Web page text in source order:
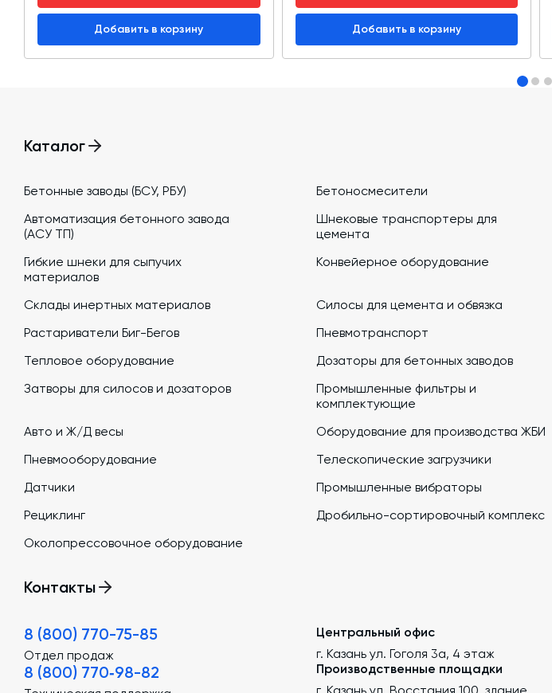
Добавить в корзину Добавить в корзину
Каталог
Бетонные заводы (БСУ, РБУ)
Бетоносмесители
Автоматизация бетонного завода
(АСУ ТП)
Шнековые транспортеры для
цемента
Гибкие шнеки для сыпучих
материалов
Конвейерное оборудование
Склады инертных материалов
Силосы для цемента и обвязка
Растариватели Биг-Бегов
Пневмотранспорт
Тепловое оборудование
Дозаторы для бетонных заводов
Затворы для силосов и дозаторов
Промышленные фильтры и
комплектующие
Авто и Ж/Д весы
Оборудование для производства ЖБИ
Пневмооборудование
Телескопические загрузчики
Датчики
Промышленные вибраторы
Рециклинг
Дробильно-сортировочный комплекс
Околопрессовочное оборудование
Контакты
8 (800) 770-75-85
Отдел продаж
8 (800) 770‑98-82
Центральный офис
г. Казань ул. Гоголя 3а, 4 этаж
Производственные площадки
г. Казань ул. Восстания 100, здание